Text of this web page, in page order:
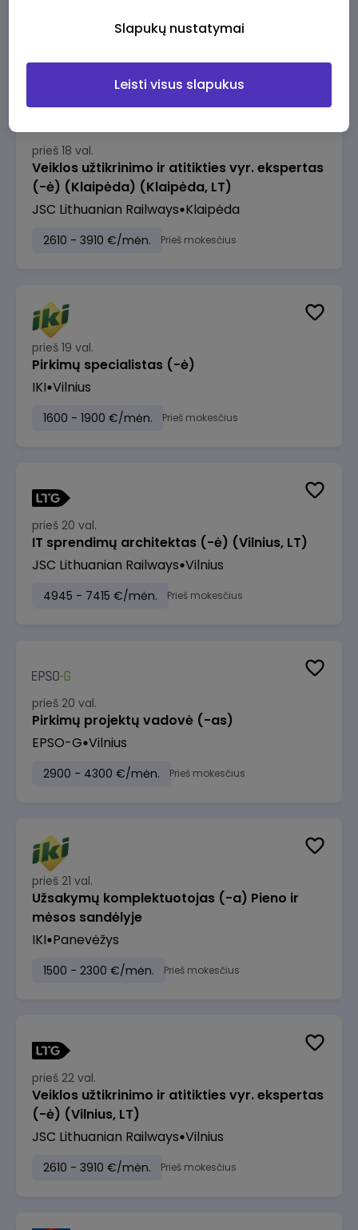
prieš 18 val.
Veiklos užtikrinimo ir atitikties vyr. ekspertas
(-ė) (Klaipėda) (Klaipėda, LT)
JSC Lithuanian Railways Klaipėda
2610 - 3910 €/mėn. Prieš mokesčius
prieš 19 val.
Pirkimų specialistas (-ė)
IKI Vilnius
1600 - 1900 €/mėn. Prieš mokesčius
prieš 20 val.
IT sprendimų architektas (-ė) (Vilnius, LT)
JSC Lithuanian Railways Vilnius
4945 - 7415 €/mėn. Prieš mokesčius
prieš 20 val.
Pirkimų projektų vadovė (-as)
EPSO-G Vilnius
2900 - 4300 €/mėn. Prieš mokesčius
prieš 21 val.
Užsakymų komplektuotojas (-a) Pieno ir
mėsos sandėlyje
IKI Panevėžys
1500 - 2300 €/mėn. Prieš mokesčius
prieš 22 val.
Veiklos užtikrinimo ir atitikties vyr. ekspertas
(-ė) (Vilnius, LT)
JSC Lithuanian Railways Vilnius
2610 - 3910 €/mėn. Prieš mokesčius
Slapukų nustatymai
Leisti visus slapukus